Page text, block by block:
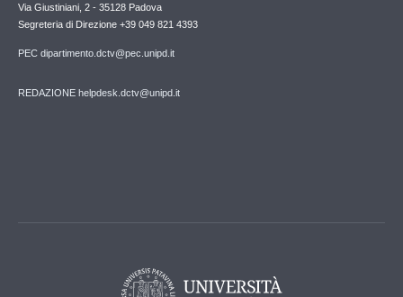
Via Giustiniani, 2 - 35128 Padova
Segreteria di Direzione +39 049 821 4393
PEC dipartimento.dctv@pec.unipd.it
REDAZIONE helpdesk.dctv@unipd.it